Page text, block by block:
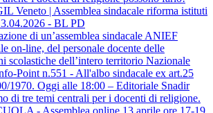
Veneto | Assemblea sindacale riforma istituti
- BL PD
di un’assemblea sindacale ANIEF
on-line, del personale docente delle
scolastiche dell’intero territorio Nazionale
Point n.551 - All'albo sindacale ex art.25
1970. Oggi alle 18:00 – Editoriale Snadir
di tre temi centrali per i docenti di religione.